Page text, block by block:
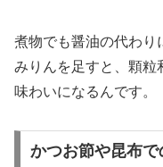
煮物でも醤油の代わり
みりんを足すと、顆粒
味わいになるんです。
かつお節や昆布で